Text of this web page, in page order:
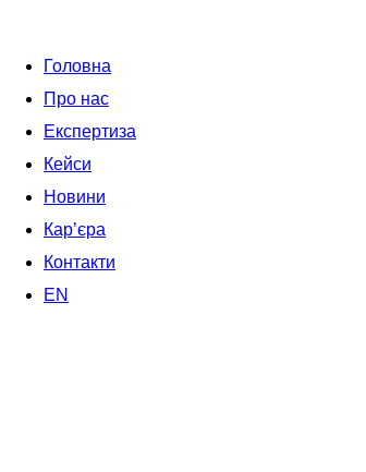
Головна
Про нас
Експертиза
Кейси
Новини
Кар’єра
Контакти
EN